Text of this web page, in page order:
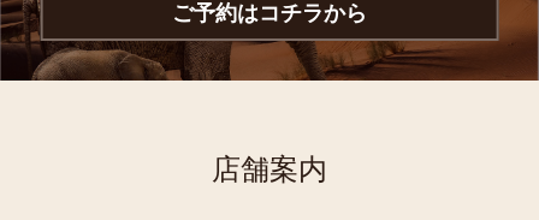
ご予約はコチラから
店舗案内